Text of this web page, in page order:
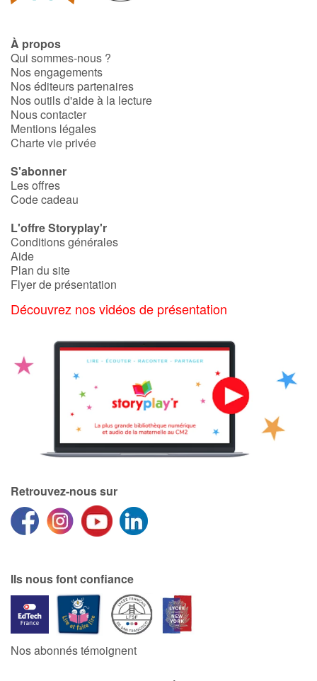
À propos
Qui sommes-nous ?
Nos engagements
Nos éditeurs partenaires
Nos outils d'aide à la lecture
Nous contacter
Mentions légales
Charte vie privée
S'abonner
Les offres
Code cadeau
L'offre Storyplay'r
Conditions générales
Aide
Plan du site
Flyer de présentation
Découvrez nos vidéos de présentation
Retrouvez-nous sur
Ils nous font confiance
Nos abonnés témoignent